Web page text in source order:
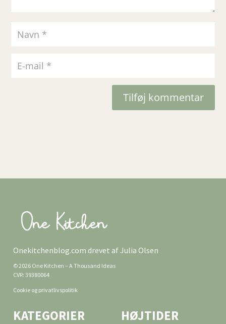
Tilføj kommentar
Onekitchenblog.com drevet af Julia Olsen
© 2026 One Kitchen – A Thousand Ideas
CVR: 39380064
Cookie og privatlivspolitik
KATEGORIER HØJTIDER